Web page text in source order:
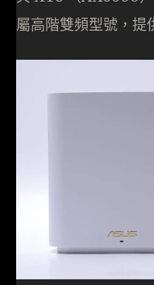
屬高階雙頻型號，提